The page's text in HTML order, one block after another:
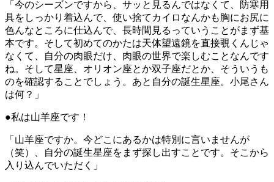
「今のシーズンですから、サッと見るんではなくて、防寒用
具をしっかり着込んで、使い捨てカイロなんかも胸にお尻に
色んなところに仕込んで、長時間見るっていうことがまず基
本です。そして初めてのかたは天体望遠鏡を直接覗くんじゃ
なくて、自分の肉眼だけ、肉眼の世界で楽しむことなんです
ね。そして星座、オリオン座とか双子座だとか、そういうも
のを確認することでしょう。あと自分の誕生星座。小尾さん
は何？」
●私は山羊座です！
「山羊座ですか。今どこにあるかは特別に言いませんが
（笑）、自分の誕生星座をまず探し出すことです。そこから
入り込んでいただく」